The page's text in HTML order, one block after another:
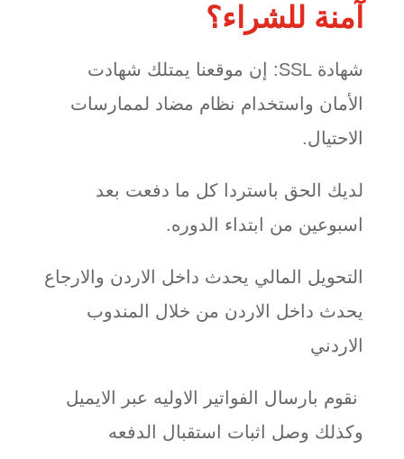
آمنة للشراء؟
شهادة SSL: إن موقعنا يمتلك شهادت
الأمان واستخدام نظام مضاد لممارسات
الاحتيال.
لديك الحق باستردا كل ما دفعت بعد
اسبوعين من ابتداء الدوره.
التحويل المالي يحدث داخل الاردن والارجاع
يحدث داخل الاردن من خلال المندوب
الاردني
نقوم بارسال الفواتير الاوليه عبر الايميل
وكذلك وصل اثبات استقبال الدفعه